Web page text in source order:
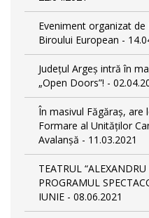
Eveniment organizat
Biroului European -
Județul Argeș intră în
„Open Doors”! -
În masivul Făgăraș, are
Formare al Unităţilor
Avalanşă - 11.03.2021
TEATRUL
PROGRAMUL
IUNIE - 08.06.2021